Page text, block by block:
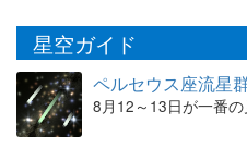
星空ガイド
ペルセウス座流星
8月12～13日が一番